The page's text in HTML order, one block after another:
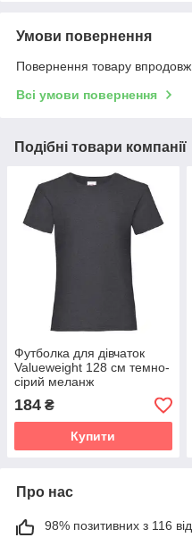
Умови повернення
Повернення товару
Всі умови повернення
Подібні товари компанії
Футболка для дівчаток
Valueweight 128 см темно-
сірий меланж
184 ₴
Купити
Про нас
98% позитивних з 116